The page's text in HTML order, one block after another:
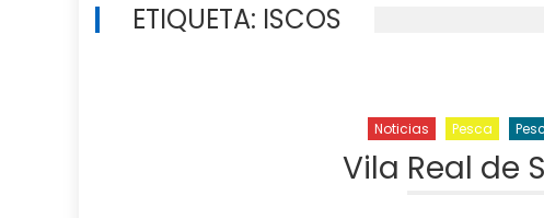
ETIQUETA: ISCOS
Noticias Pesca
Vila Real de